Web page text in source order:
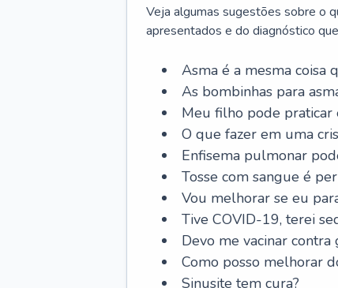
Veja algumas sugestões sobre o
apresentados e do diagnóstico
Asma é a mesma coisa
As bombinhas para
Meu filho pode praticar
O que fazer em uma
Enfisema pulmonar
Tosse com sangue é
Vou melhorar se eu
Tive COVID-19, terei
Devo me vacinar contra
Como posso melhorar
Sinusite tem cura?